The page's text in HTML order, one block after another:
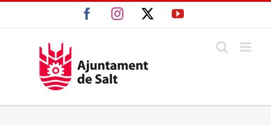
FacebookInstagram YouTube